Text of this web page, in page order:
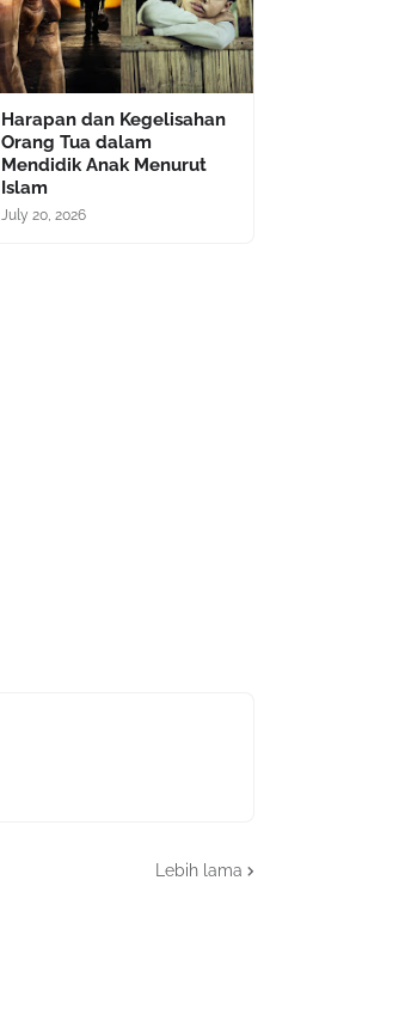
Harapan dan Kegelisahan
Orang Tua dalam
Mendidik Anak Menurut
Islam
July 20, 2026
Lebih lama